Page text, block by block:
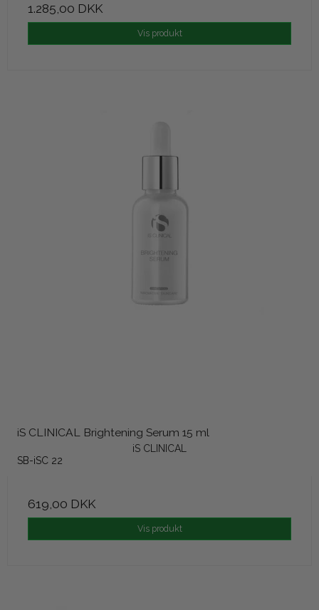
1.285,00 DKK
Vis produkt
iS CLINICAL Brightening Serum 15 ml
iS CLINICAL
SB-iSC 22
619,00 DKK
Vis produkt